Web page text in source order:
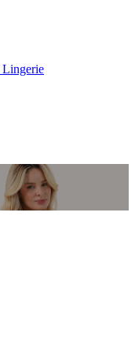
Lingerie